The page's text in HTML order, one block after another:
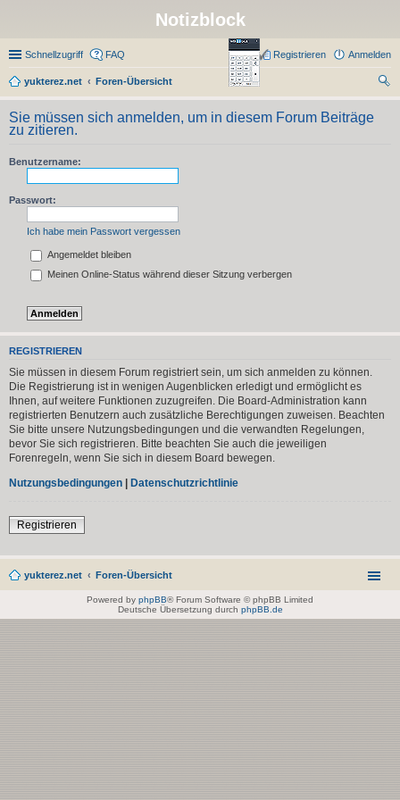
Notizblock
Schnellzugriff FAQ Anmelden
Registrieren
yukterez.net
Foren-Übersicht
uc
Sie müssen sich anmelden, um in diesem Forum Beiträge
zu zitieren.
Benutzername:
Passwort:
Ich habe mein Passwort vergessen
Angemeldet bleiben
Meinen Online-Status während dieser Sitzung verbergen
REGISTRIEREN
Sie müssen in diesem Forum registriert sein, um sich anmelden zu können.
Die Registrierung ist in wenigen Augenblicken erledigt und ermöglicht es
Ihnen, auf weitere Funktionen zuzugreifen. Die Board-Administration kann
registrierten Benutzern auch zusätzliche Berechtigungen zuweisen. Beachten
Sie bitte unsere Nutzungsbedingungen und die verwandten Regelungen,
bevor Sie sich registrieren. Bitte beachten Sie auch die jeweiligen
Forenregeln, wenn Sie sich in diesem Board bewegen.
Nutzungsbedingungen | Datenschutzrichtlinie
Registrieren
yukterez.net Foren-Übersicht
Powered by phpBB® Forum Software © phpBB Limited
Deutsche Übersetzung durch phpBB.de